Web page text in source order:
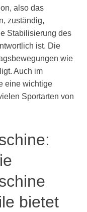
also das
zuständig,
Stabilisierung des
ist. Die
wie
Auch im
eine wichtige
Sportarten von
bietet